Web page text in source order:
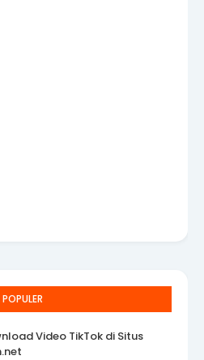
POPULER
Video TikTok di Situs